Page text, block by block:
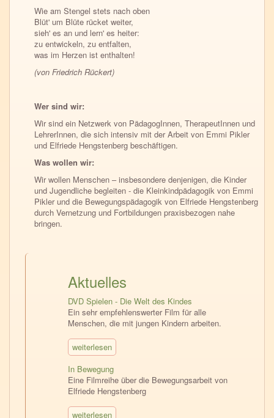
Wie am Stengel stets nach oben
Blüt' um Blüte rücket weiter,
sieh' es an und lern' es heiter:
zu entwickeln, zu entfalten,
was im Herzen ist enthalten!
(von Friedrich Rückert)
Wer sind wir:
Wir sind ein Netzwerk von PädagogInnen, TherapeutInnen und
LehrerInnen, die sich intensiv mit der Arbeit von Emmi Pikler
und Elfriede Hengstenberg beschäftigen.
Was wollen wir:
Wir wollen Menschen – insbesondere denjenigen, die Kinder
und Jugendliche begleiten - die Kleinkindpädagogik von Emmi
Pikler und die Bewegungspädagogik von Elfriede Hengstenberg
durch Vernetzung und Fortbildungen praxisbezogen nahe
bringen.
Aktuelles
DVD Spielen - Die Welt des Kindes
Ein sehr empfehlenswerter Film für alle
Menschen, die mit jungen Kindern arbeiten.
weiterlesen
In Bewegung
Eine Filmreihe über die Bewegungsarbeit von
Elfriede Hengstenberg
weiterlesen